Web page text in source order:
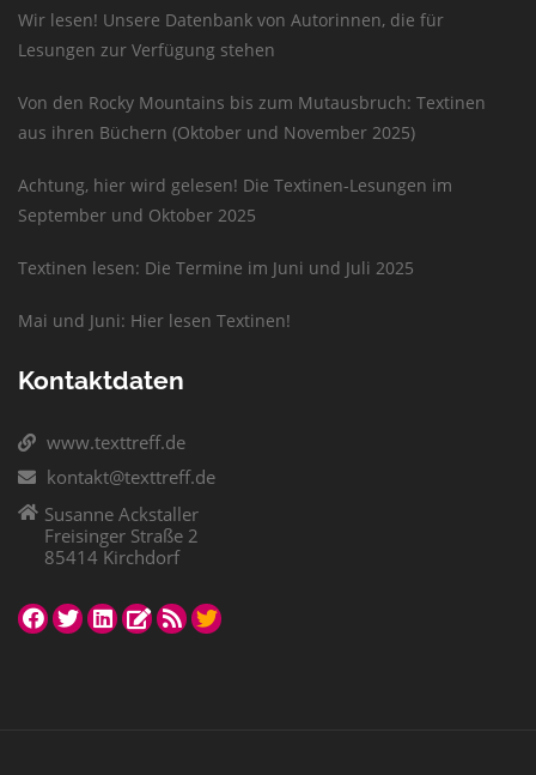
Wir lesen! Unsere Datenbank von Autorinnen, die für
Lesungen zur Verfügung stehen
Von den Rocky Mountains bis zum Mutausbruch: Textinen
aus ihren Büchern (Oktober und November 2025)
Achtung, hier wird gelesen! Die Textinen-Lesungen im
September und Oktober 2025
Textinen lesen: Die Termine im Juni und Juli 2025
Mai und Juni: Hier lesen Textinen!
Kontaktdaten
www.texttreff.de
kontakt@texttreff.de
Susanne Ackstaller
Freisinger Straße 2
85414 Kirchdorf